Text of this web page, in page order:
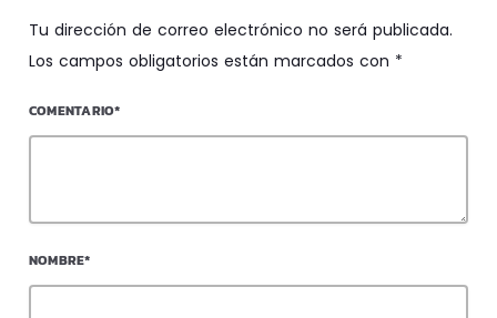
Tu dirección de correo electrónico no será publicada.
Los campos obligatorios están marcados con *
COMENTARIO*
NOMBRE*